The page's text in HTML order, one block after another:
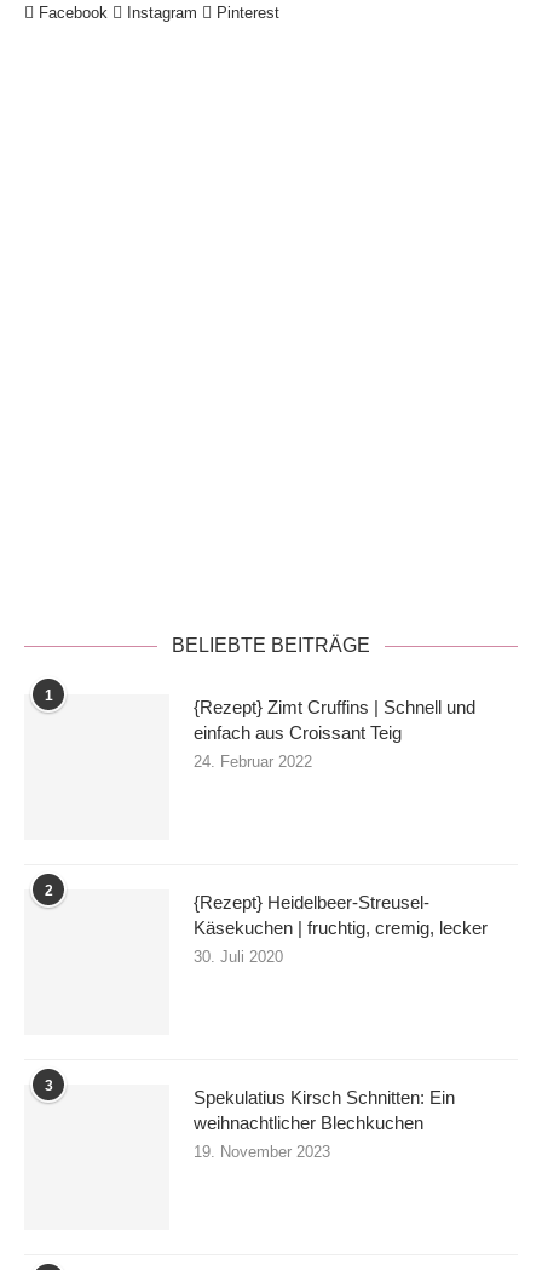
Facebook Instagram Pinterest
BELIEBTE BEITRÄGE
1
{Rezept} Zimt Cruffins | Schnell und
einfach aus Croissant Teig
24. Februar 2022
2
{Rezept} Heidelbeer-Streusel-
Käsekuchen | fruchtig, cremig, lecker
30. Juli 2020
3
Spekulatius Kirsch Schnitten: Ein
weihnachtlicher Blechkuchen
19. November 2023